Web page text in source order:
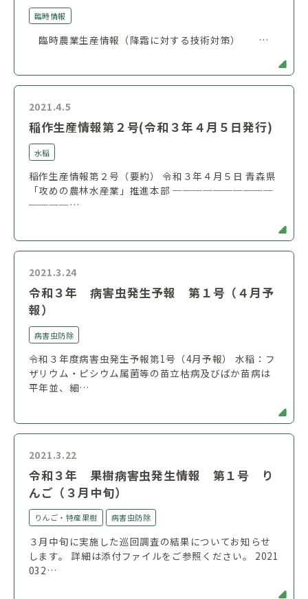
臨時情報
臨時農業生産情報（降霜に対する技術対策） …
2021.4.5
稲作生産情報第２号(令和３年４月５日発行)
水稲
稲作生産情報第２号（要約） 令和３年４月５日 青森県
「攻めの農林水産業」推進本部 ──────────
────…
2021.3.24
令和３年 病害虫発生予報 第１号（４月予
報）
病害虫防除
令和３年度病害虫発生予報第1号（4月予報） 水稲：フ
ザリウム・ピシウム属菌等の苗立枯病及びばか苗病は
平年並、細…
2021.3.22
令和３年 果樹病害虫発生情報 第１号 り
んご（３月中旬）
りんご・特産果樹 病害虫防除
３月中旬に実施した巡回調査の結果についてお知らせ
します。 詳細は添付ファイルをご参照ください。 2021
032…